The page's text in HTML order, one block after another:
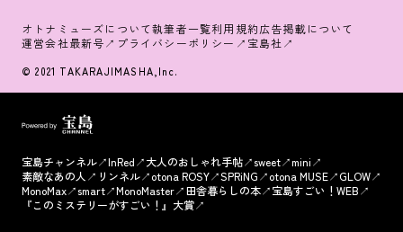
オトナミューズについて執筆者一覧利用規約広告掲載について
運営会社最新号 プライバシーポリシー 宝島社
© 2021 TAKARAJIMASHA,Inc.
宝島チャンネル InRed 大人のおしゃれ手帖 sweet
mini
素敵なあの人
リンネル otona ROSY SPRiNG otona MUSE
GLOW
MonoMax
smart MonoMaster 田舎暮らしの本
宝島すごい！WEB
『このミステリーがすごい！』大賞